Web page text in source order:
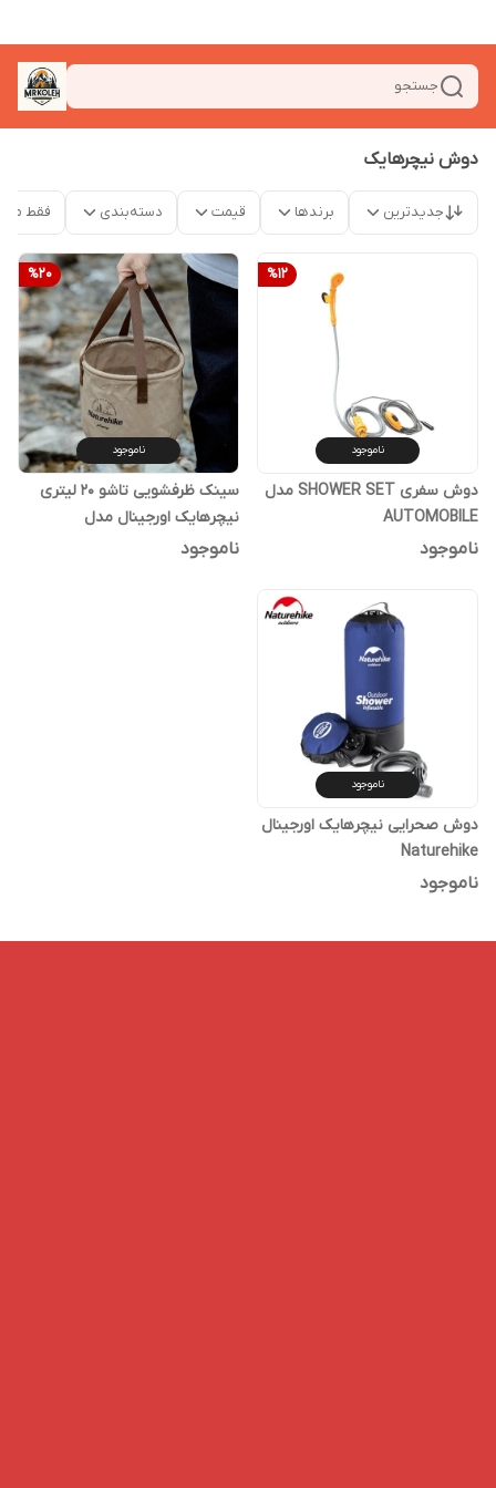
جستجو
دوش نیچرهایک
جدیدترین برندها قیمت دسته‌بندی فقط
%12
ناموجود
دوش سفری SHOWER SET مدل
AUTOMOBILE
ناموجود
%20
ناموجود
سینک‌ ظرفشویی تاشو 20 لیتری
نیچرهایک اورجینال مدل
NH20SJ040
ناموجود
ناموجود
دوش صحرایی نیچرهایک اورجینال
Naturehike
ناموجود